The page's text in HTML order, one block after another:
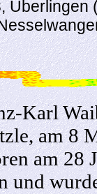
Karl
am 8
am 28
und